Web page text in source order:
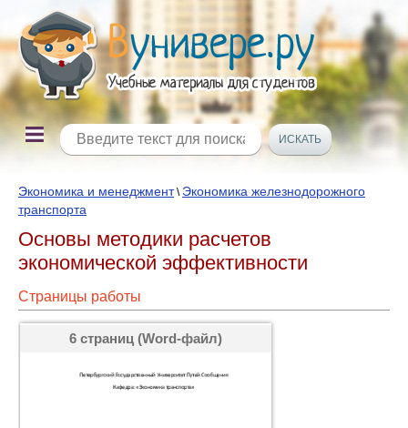
Экономика и менеджмент\ Экономика железнодорожного
транспорта
Основы методики расчетов
экономической эффективности
Страницы работы
6 страниц (Word-файл)